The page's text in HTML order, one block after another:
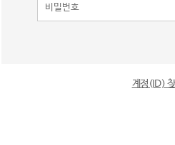
계정(ID)